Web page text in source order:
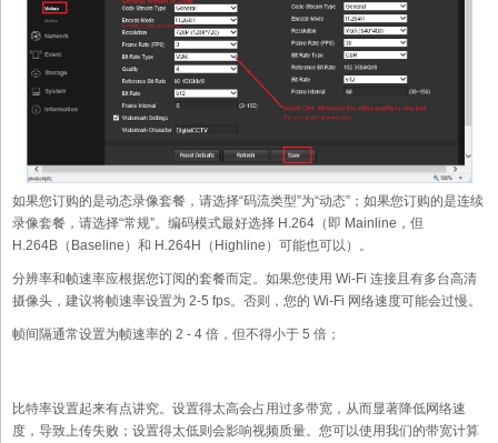
如果您订购的是动态录像套餐，请选择“码流类型”为“动态”；如果您订购的是连续
录像套餐，请选择“常规”。编码模式最好选择 H.264（即 Mainline，但
H.264B（Baseline）和 H.264H（Highline）可能也可以）。
分辨率和帧速率应根据您订阅的套餐而定。如果您使用 Wi-Fi 连接且有多台高清
摄像头，建议将帧速率设置为 2-5 fps。否则，您的 Wi-Fi 网络速度可能会过慢。
帧间隔通常设置为帧速率的 2 - 4 倍，但不得小于 5 倍；
比特率设置起来有点讲究。设置得太高会占用过多带宽，从而显著降低网络速
度，导致上传失败；设置得太低则会影响视频质量。您可以使用我们的带宽计算